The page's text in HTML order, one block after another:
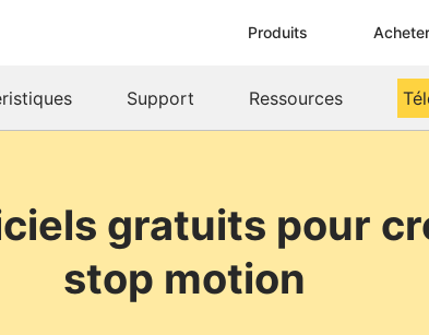
Produits Acheter
Support Ressources
gratuits pour
stop motion